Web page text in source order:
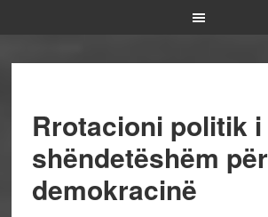
Rrotacioni politik i
shëndetëshëm për
demokracinë